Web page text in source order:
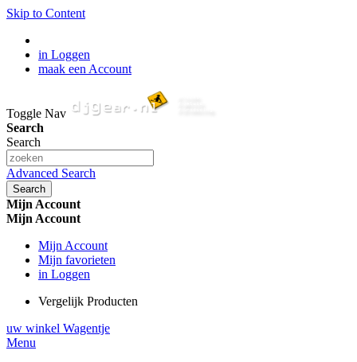
Skip to Content
in Loggen
maak een Account
Toggle Nav
Search
Search
Advanced Search
Search
Mijn Account
Mijn Account
Mijn Account
Mijn favorieten
in Loggen
Vergelijk Producten
uw winkel Wagentje
Menu